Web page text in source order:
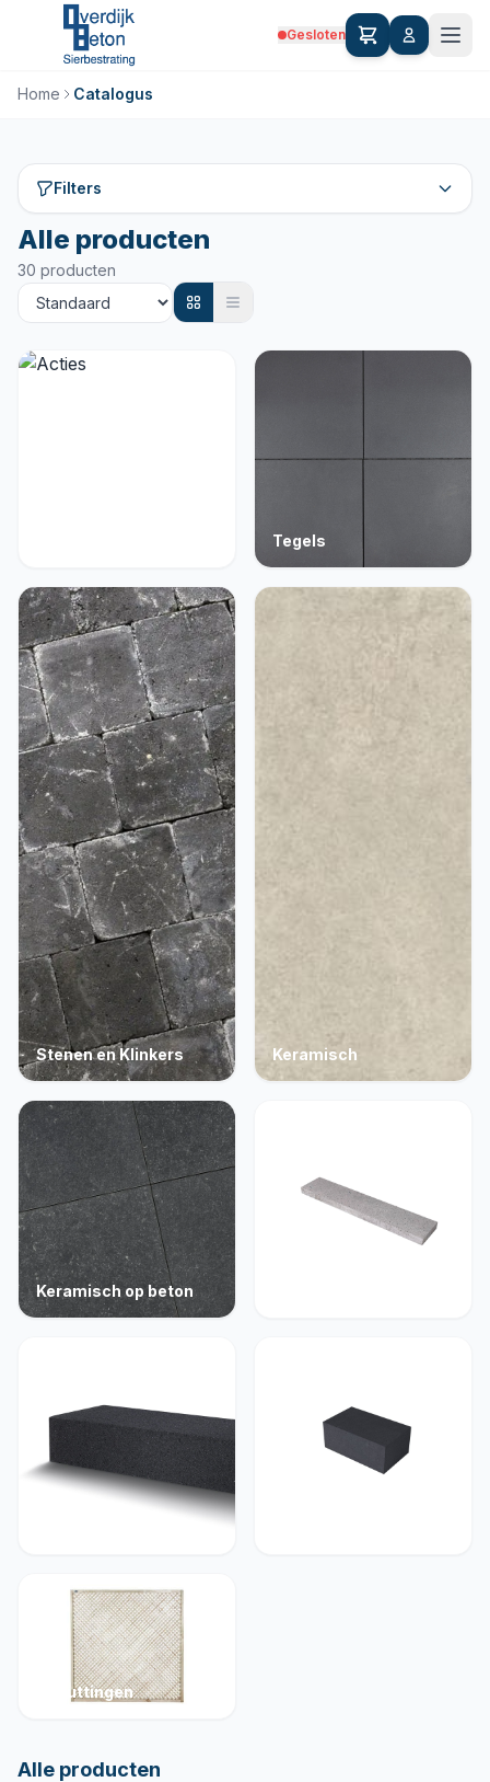
Gesloten
Home Catalogus
Filters
Alle producten
30 producten
Tegels
Stenen en Klinkers Keramisch
Keramisch op beton
Schuttingen
Alle producten